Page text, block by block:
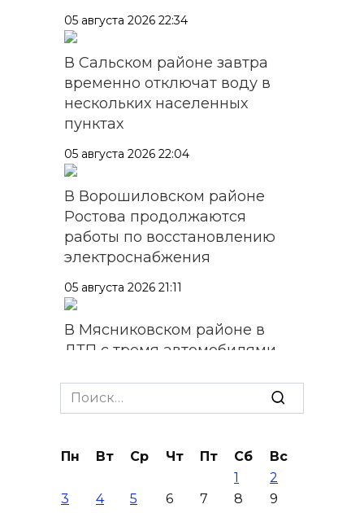
05 августа 2026 22:34
В Сальском районе завтра
временно отключат воду в
нескольких населенных
пунктах
05 августа 2026 22:04
В Ворошиловском районе
Ростова продолжаются
работы по восстановлению
электроснабжения
05 августа 2026 21:11
В Мясниковском районе в
ДТП с тремя автомобилями
легковушки
Более 11,5 тысячи домов
Ростовской области перешли
в чаты в мессенджере MAX
Search
for:
Пн Вт Ср Чт Пт Сб
Вс
1
2
3
4 5 6 7 8
9